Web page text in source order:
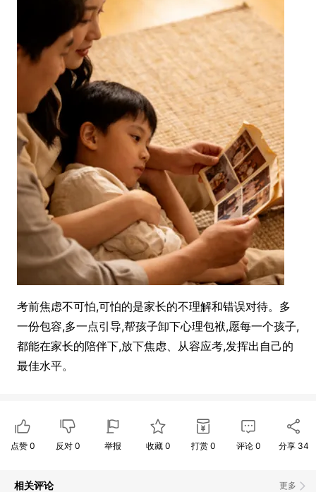
考前焦虑不可怕,可怕的是家长的不理解和错误对待。多
一份包容,多一点引导,帮孩子卸下心理包袱,愿每一个孩子,
都能在家长的陪伴下,放下焦虑、从容应考,发挥出自己的
最佳水平。
点赞 0 反对 0 举报 收藏 0 打赏 0 评论 0 分享 34
更多
相关评论